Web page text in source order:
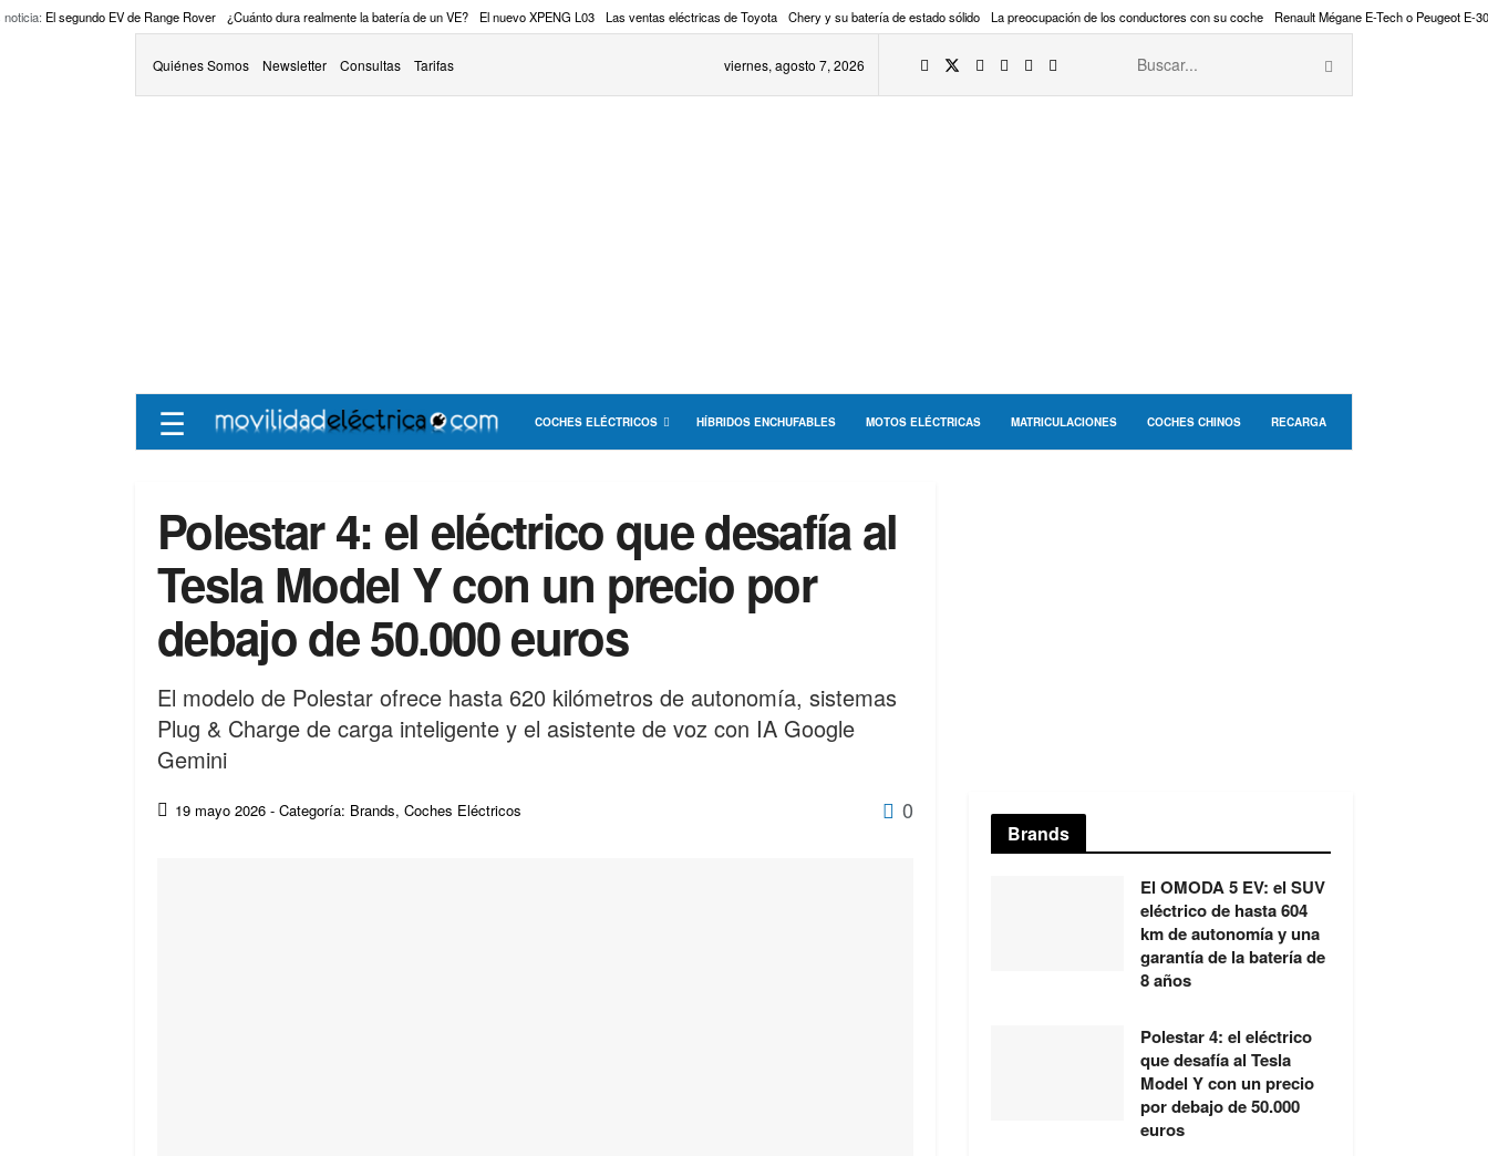
noticia: El segundo EV de Range Rover ¿Cuánto dura realmente la batería de un VE? El nuevo XPENG L03 Las ventas eléctricas de Toyota Chery y su batería de estado sólido La preocupación de los conductores con su coche Renault Mégane E-Tech o Peugeot E-
Quiénes Somos Newsletter Consultas Tarifas viernes, agosto 7, 2026
☰ COCHES ELÉCTRICOS HÍBRIDOS ENCHUFABLES MOTOS ELÉCTRICAS MATRICULACIONES COCHES CHINOS RECARGA
Polestar 4: el eléctrico que desafía al
Tesla Model Y con un precio por
debajo de 50.000 euros
El modelo de Polestar ofrece hasta 620 kilómetros de autonomía, sistemas
Plug & Charge de carga inteligente y el asistente de voz con IA Google
Gemini
19 mayo 2026 - Categoría: Brands, Coches Eléctricos 0
Brands
El OMODA 5 EV: el SUV
eléctrico de hasta 604
km de autonomía y una
garantía de la batería de
8 años
Polestar 4: el eléctrico
que desafía al Tesla
Model Y con un precio
por debajo de 50.000
euros